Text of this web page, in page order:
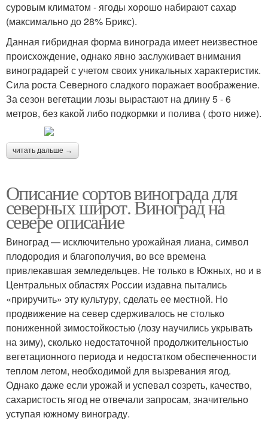
суровым климатом - ягоды хорошо набирают сахар
(максимально до 28% Брикс).
Данная гибридная форма винограда имеет неизвестное
происхождение, однако явно заслуживает внимания
виноградарей с учетом своих уникальных характеристик.
Сила роста Северного сладкого поражает воображение.
За сезон вегетации лозы вырастают на длину 5 - 6
метров, без какой либо подкормки и полива ( фото ниже).
читать дальше →
Описание сортов винограда для
северных широт. Виноград на
севере описание
Виноград — исключительно урожайная лиана, символ
плодородия и благополучия, во все времена
привлекавшая земледельцев. Не только в Южных, но и в
Центральных областях России издавна пытались
«приручить» эту культуру, сделать ее местной. Но
продвижение на север сдерживалось не столько
пониженной зимостойкостью (лозу научились укрывать
на зиму), сколько недостаточной продолжительностью
вегетационного периода и недостатком обеспеченности
теплом летом, необходимой для вызревания ягод.
Однако даже если урожай и успевал созреть, качество,
сахаристость ягод не отвечали запросам, значительно
уступая южному винограду.